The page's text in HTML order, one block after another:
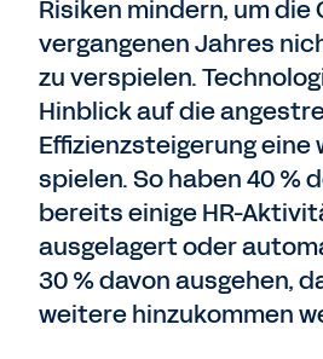
Risiken mindern, um die
vergangenen Jahres
zu verspielen.
Hinblick auf die
Effizienzsteigerung eine
spielen. So haben 40 %
bereits einige HR-
ausgelagert oder
30 % davon ausgehen,
weitere hinzukommen